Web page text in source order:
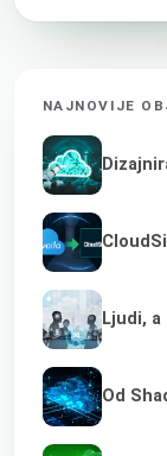
NAJNOVIJE
Ljudi,
Od